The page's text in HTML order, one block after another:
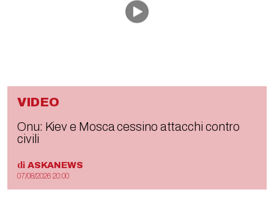
VIDEO
Onu: Kiev e Mosca cessino attacchi contro
civili
di ASKANEWS
07/08/2026 20:00